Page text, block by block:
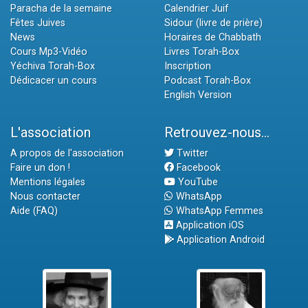
Paracha de la semaine
Fêtes Juives
News
Cours Mp3-Vidéo
Yéchiva Torah-Box
Dédicacer un cours
Calendrier Juif
Sidour (livre de prière)
Horaires de Chabbath
Livres Torah-Box
Inscription
Podcast Torah-Box
English Version
L'association
A propos de l'association
Faire un don !
Mentions légales
Nous contacter
Aide (FAQ)
Retrouvez-nous...
Twitter
Facebook
YouTube
WhatsApp
WhatsApp Femmes
Application iOS
Application Android